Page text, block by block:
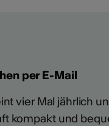
per E-Mail
vier Mal jährlich
kompakt und